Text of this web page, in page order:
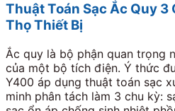
Thuật Toán Sạc Ắc Quy 3
Thọ Thiết Bị
Ắc quy là bộ phận quan trọng
của một bộ tích điện. Ý thức
Y400 áp dụng thuật toán sạc
minh phân tách làm 3 chu kỳ: